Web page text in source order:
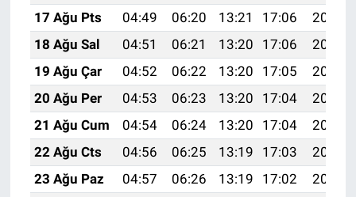
17 Ağu Pts
04:49 06:20 13:21 17:06
20:11
18 Ağu Sal
04:51 06:21 13:20 17:06
20:10
19 Ağu Çar
04:52 06:22 13:20 17:05
20:08
20 Ağu Per
04:53 06:23 13:20 17:04
20:07
21 Ağu Cum
04:54 06:24 13:20 17:04
20:06
22 Ağu Cts
04:56 06:25 13:19 17:03
20:04
23 Ağu Paz
04:57 06:26 13:19 17:02
20:03